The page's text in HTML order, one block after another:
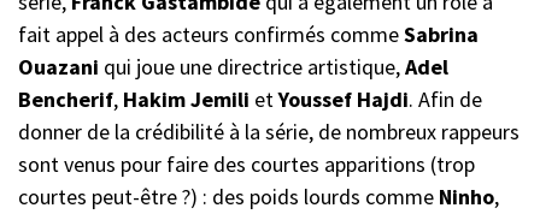
fait appel à des acteurs confirmés commeSabrina
Ouazani qui joue une directrice artistique,Adel
Bencherif, HakimJemili etYoussef Hajdi. Afin de
donner de la crédibilité à la série, de nombreux rappeurs
sont venus pour faire des courtes apparitions (trop
courtes peut-être ?) : des poids lourds comme Ninho,